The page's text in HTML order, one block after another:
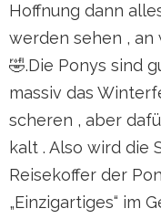
Hoffnung dann
werden sehen , an
🤣.Die Ponys sind
massiv das
scheren , aber
kalt . Also wird die
Reisekoffer der
„Einzigartiges“ im